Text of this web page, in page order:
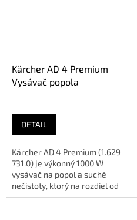
Kärcher AD 4 Premium
Vysávač popola
DETAIL
Kärcher AD 4 Premium (1.629-
731.0) je výkonný 1000 W
vysávač na popol a suché
nečistoty, ktorý na rozdiel od
základných modelov ponúka...